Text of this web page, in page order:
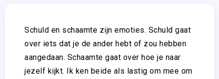
Schuld en schaamte zijn emoties. Schuld gaat
over iets dat je de ander hebt of zou hebben
aangedaan. Schaamte gaat over hoe je naar
jezelf kijkt. Ik ken beide als lastig om mee om